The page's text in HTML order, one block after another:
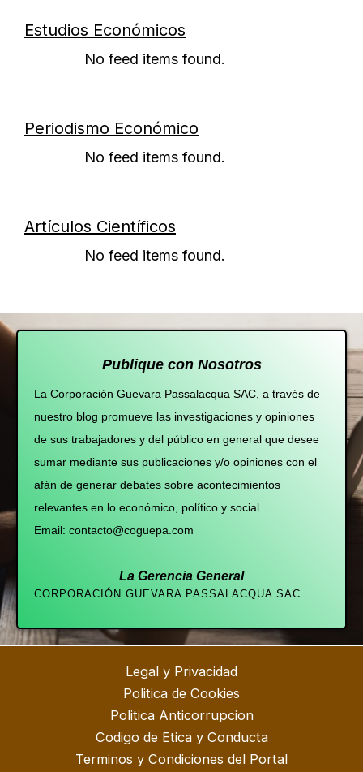
Estudios Económicos
No feed items found.
Periodismo Económico
No feed items found.
Artículos Científicos
No feed items found.
Publique con Nosotros
La Corporación Guevara Passalacqua SAC, a través de
nuestro blog promueve las investigaciones y opiniones
de sus trabajadores y del público en general que desee
sumar mediante sus publicaciones y/o opiniones con el
afán de generar debates sobre acontecimientos
relevantes en lo económico, político y social.
Email: contacto@coguepa.com
La Gerencia General
CORPORACIÓN GUEVARA PASSALACQUA SAC
Legal y Privacidad
Politica de Cookies
Politica Anticorrupcion
Codigo de Etica y Conducta
Terminos y Condiciones del Portal